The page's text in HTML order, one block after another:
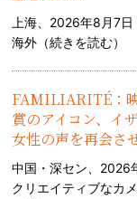
上海、2026年8月7
海外（続きを読む）
FAMILIARITÉ：
賞のアイコン、イ
女性の声を再会
中国・深セン、2026
クリエイティブなカ